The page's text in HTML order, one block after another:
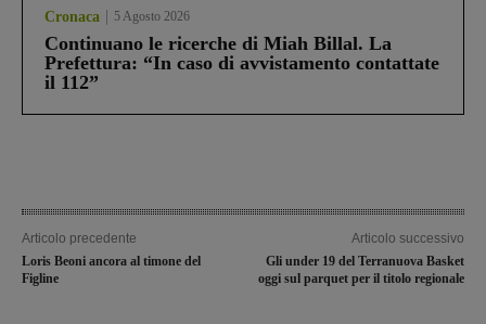
Cronaca 5 Agosto 2026
Continuano le ricerche di Miah Billal. La
Prefettura: “In caso di avvistamento contattate
il 112”
Articolo precedente
Loris Beoni ancora al timone del
Figline
Articolo successivo
Gli under 19 del Terranuova Basket
oggi sul parquet per il titolo regionale